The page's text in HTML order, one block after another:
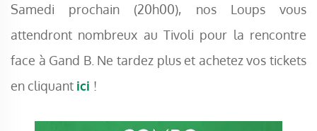
Samedi prochain (20h00), nos Loups vous
attendront nombreux au Tivoli pour la rencontre
face à Gand B. Ne tardez plus et achetez vos tickets
en cliquant ici !